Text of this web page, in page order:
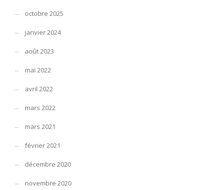
octobre 2025
janvier 2024
août 2023
mai 2022
avril 2022
mars 2022
mars 2021
février 2021
décembre 2020
novembre 2020